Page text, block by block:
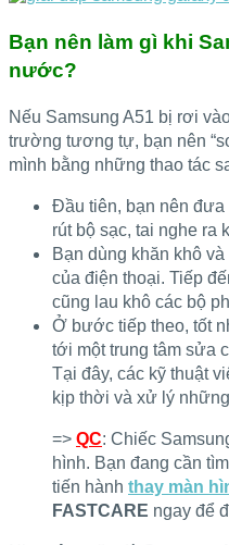
Bạn nên làm gì khi
nước?
Nếu Samsung A51 bị rơi
trường tương tự, bạn nên
mình bằng những thao tác
Đầu tiên, bạn nên
rút bộ sạc, tai nghe ra
Bạn dùng khăn khô
của điện thoại. Tiếp
cũng lau khô các bộ
Ở bước tiếp theo, tốt
tới một trung tâm sửa
Tại đây, các kỹ thuật
kịp thời và xử lý
=> QC: Chiếc
hình. Bạn đang cần
tiến hành thay màn
FASTCARE ngay để